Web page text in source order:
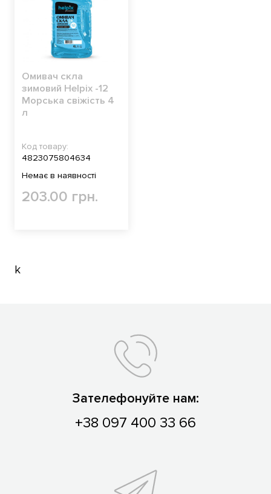
Омивач скла
зимовий Helpix -12
Морcька свіжість 4
л
Код товару:
4823075804634
Немає в наявності
203.00 грн.
k
Зателефонуйте нам:
+38 097 400 33 66